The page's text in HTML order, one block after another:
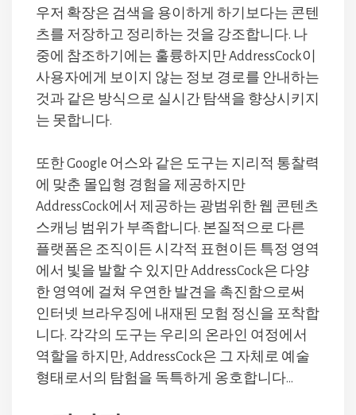
우저 확장은 검색을 용이하게 하기보다는 콘텐
츠를 저장하고 정리하는 것을 강조합니다. 나
중에 참조하기에는 훌륭하지만 AddressCock이
사용자에게 보이지 않는 정보 경로를 안내하는
것과 같은 방식으로 실시간 탐색을 향상시키지
는 못합니다.
또한 Google 어스와 같은 도구는 지리적 통찰력
에 맞춘 몰입형 경험을 제공하지만
AddressCock에서 제공하는 광범위한 웹 콘텐츠
스캐닝 범위가 부족합니다. 본질적으로 다른
플랫폼은 조직이든 시각적 표현이든 특정 영역
에서 빛을 발할 수 있지만 AddressCock은 다양
한 영역에 걸쳐 우연한 발견을 촉진함으로써
인터넷 브라우징에 내재된 모험 정신을 포착합
니다. 각각의 도구는 우리의 온라인 여정에서
역할을 하지만, AddressCock은 그 자체로 예술
형태로서의 탐험을 독특하게 옹호합니다…